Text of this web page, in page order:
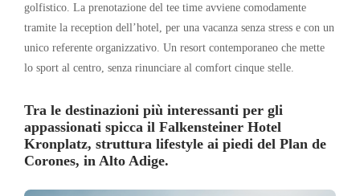
golfistico. La prenotazione del tee time avviene comodamente
tramite la reception dell’hotel, per una vacanza senza stress e con un
unico referente organizzativo. Un resort contemporaneo che mette
lo sport al centro, senza rinunciare al comfort cinque stelle.
Tra le destinazioni più interessanti per gli
appassionati spicca il Falkensteiner Hotel
Kronplatz, struttura lifestyle ai piedi del Plan de
Corones, in Alto Adige.